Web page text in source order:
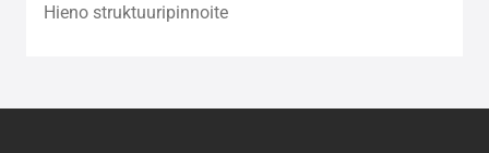
Hieno struktuuripinnoite